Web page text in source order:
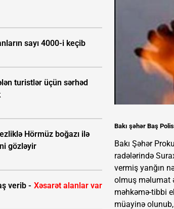
sayı 4000-i keçib
turistlər üçün sərhəd
Hörmüz boğazı ilə
gözləyir
verib - Xəsarət alanlar var
Bakı şəhər Baş
Bakı Şəhər
radələrində
vermiş yanğın
olmuş məlumat
məhkəmə-tibbi
müayinə